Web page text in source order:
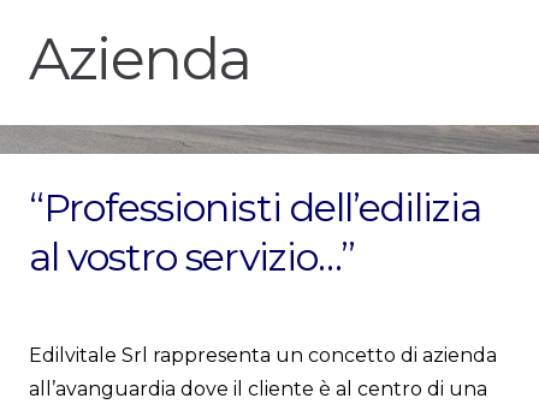
Azienda
“Professionisti dell’edilizia
al vostro servizio…”
Edilvitale Srl rappresenta un concetto di azienda
all’avanguardia dove il cliente è al centro di una